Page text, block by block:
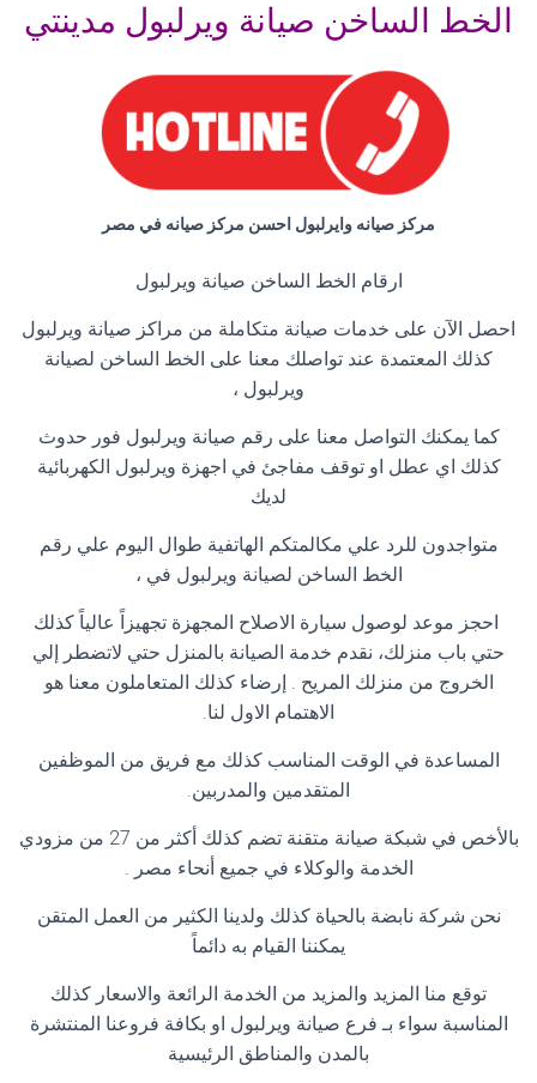
الخط الساخن صيانة ويرلبول مدينتي
مركز صيانه وايرلبول احسن مركز صيانه في مصر
ارقام الخط الساخن صيانة ويرلبول
احصل الآن على خدمات صيانة متكاملة من مراكز صيانة ويرلبول
كذلك المعتمدة عند تواصلك معنا على الخط الساخن لصيانة
ويرلبول ،
كما يمكنك التواصل معنا على رقم صيانة ويرلبول فور حدوث
كذلك اي عطل او توقف مفاجئ في اجهزة ويرلبول الكهربائية
لديك
متواجدون للرد علي مكالمتكم الهاتفية طوال اليوم علي رقم
الخط الساخن لصيانة ويرلبول في ،
احجز موعد لوصول سيارة الاصلاح المجهزة تجهيزاً عالياً كذلك
حتي باب منزلك، نقدم خدمة الصيانة بالمنزل حتي لاتضطر إلي
الخروج من منزلك المريح . إرضاء كذلك المتعاملون معنا هو
الاهتمام الاول لنا.
المساعدة في الوقت المناسب كذلك مع فريق من الموظفين
المتقدمين والمدربين.
بالأخص في شبكة صيانة متقنة تضم كذلك أكثر من 27 من مزودي
الخدمة والوكلاء في جميع أنحاء مصر .
نحن شركة نابضة بالحياة كذلك ولدينا الكثير من العمل المتقن
يمكننا القيام به دائماً
توقع منا المزيد والمزيد من الخدمة الرائعة والاسعار كذلك
المناسبة سواء بـ فرع صيانة ويرلبول او بكافة فروعنا المنتشرة
بالمدن والمناطق الرئيسية